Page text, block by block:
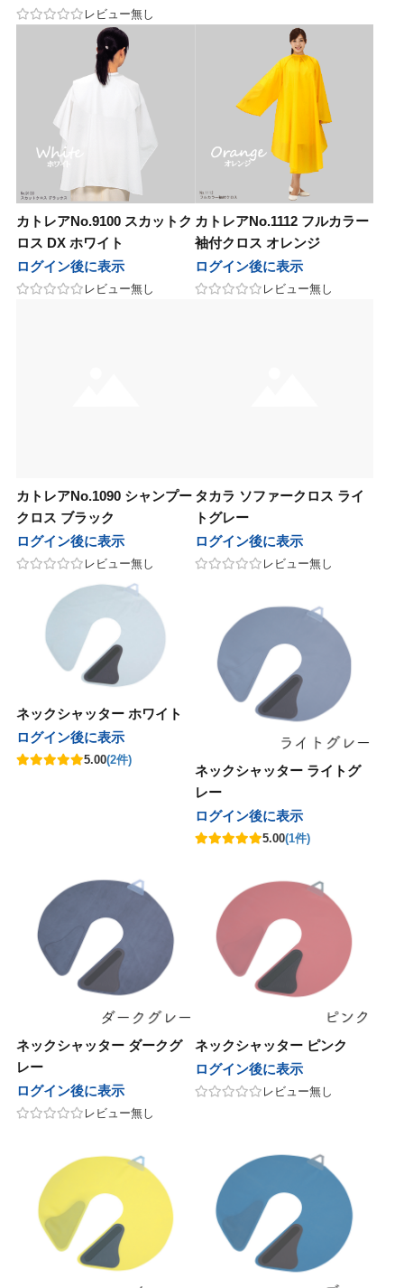
レビュー無し
カトレアNo.9100 スカットク
ロス DX ホワイト
ログイン後に表示
レビュー無し
カトレアNo.1112 フルカラー
袖付クロス オレンジ
ログイン後に表示
レビュー無し
カトレアNo.1090 シャンプー
クロス ブラック
ログイン後に表示
レビュー無し
タカラ ソファークロス ライ
トグレー
ログイン後に表示
レビュー無し
ネックシャッター ホワイト
ログイン後に表示
5.00(2件)
ネックシャッター ライトグ
レー
ログイン後に表示
5.00(1件)
ネックシャッター ダークグ
レー
ログイン後に表示
レビュー無し
ネックシャッター ピンク
ログイン後に表示
レビュー無し